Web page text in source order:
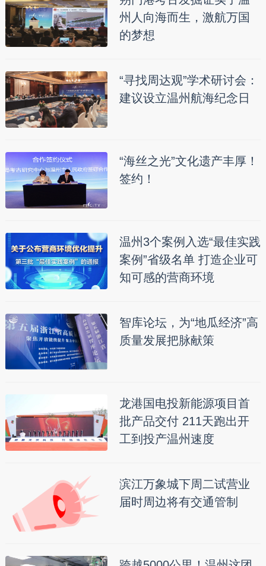
州人向海而生，激航万国
的梦想
“寻找周达观”学术研讨会：
建议设立温州航海纪念日
“海丝之光”文化遗产丰厚！
签约！
温州3个案例入选“最佳实践
案例”省级名单 打造企业可
知可感的营商环境
智库论坛，为“地瓜经济”高
质量发展把脉献策
龙港国电投新能源项目首
批产品交付 211天跑出开
工到投产温州速度
滨江万象城下周二试营业
届时周边将有交通管制